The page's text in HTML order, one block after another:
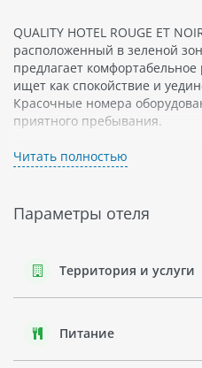
QUALITY HOTEL ROUGE ET
расположенный в зеленой
предлагает
ищет как спокойствие и
Красочные номера
приятного пребывания.
Отель имеет удобное
находятся множество
добраться за 20 минут на
большая зеленая зона для
Читать полностью
Параметры отеля
Территория и услуги
Питание